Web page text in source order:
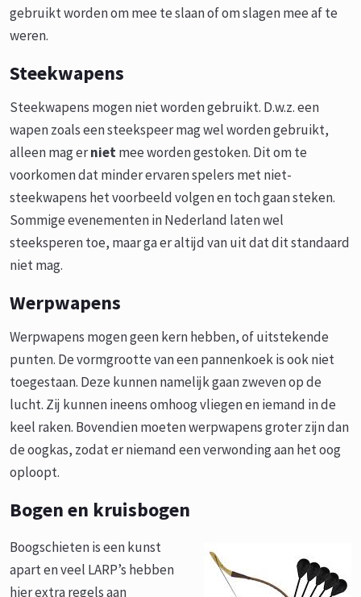
gebruikt worden om mee te slaan of om slagen mee af te
weren.
Steekwapens
Steekwapens mogen niet worden gebruikt. D.w.z. een
wapen zoals een steekspeer mag wel worden gebruikt,
alleen mag ernietmee worden gestoken. Dit om te
voorkomen dat minder ervaren spelers met niet-
steekwapens het voorbeeld volgen en toch gaan steken.
Sommige evenementen in Nederland laten wel
steeksperen toe, maar ga er altijd van uit dat dit standaard
niet mag.
Werpwapens
Werpwapens mogen geen kern hebben, of uitstekende
punten. De vormgrootte van een pannenkoek is ook niet
toegestaan. Deze kunnen namelijk gaan zweven op de
lucht. Zij kunnen ineens omhoog vliegen en iemand in de
keel raken. Bovendien moeten werpwapens groter zijn dan
de oogkas, zodat er niemand een verwonding aan het oog
oploopt.
Bogen en kruisbogen
Boogschieten is een kunst
apart en veel LARP’s hebben
hier extra regels aan